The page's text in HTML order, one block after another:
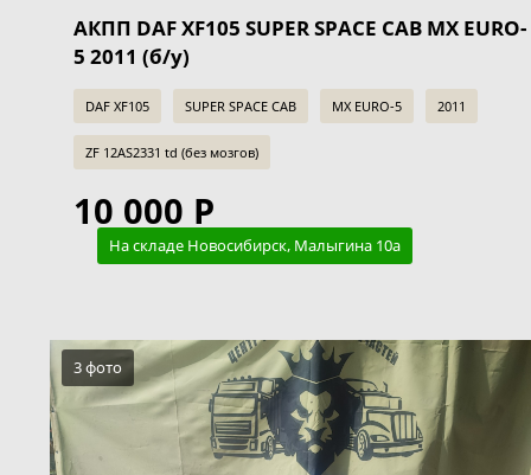
АКПП DAF XF105 SUPER SPACE CAB MX EURO-
5 2011 (б/у)
DAF XF105 SUPER SPACE CAB MX EURO-5 2011
ZF 12AS2331 td (без мозгов)
10 000 Р
На складе Новосибирск, Малыгина 10а
3 фото